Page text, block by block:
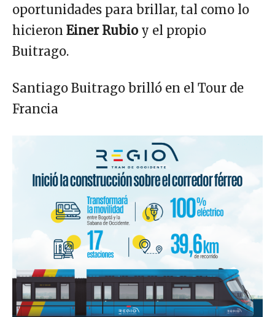
oportunidades para brillar, tal como lo
hicieron Einer Rubio y el propio
Buitrago.
Santiago Buitrago brilló en el Tour de
Francia